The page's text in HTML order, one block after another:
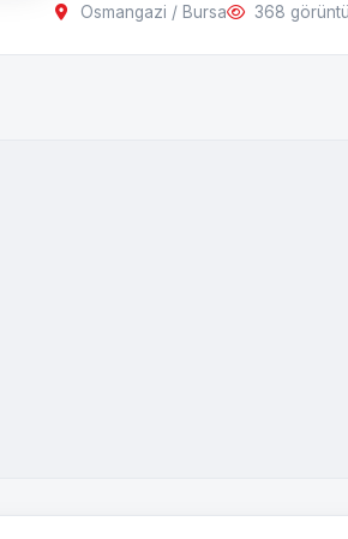
Osmangazi / Bursa 368